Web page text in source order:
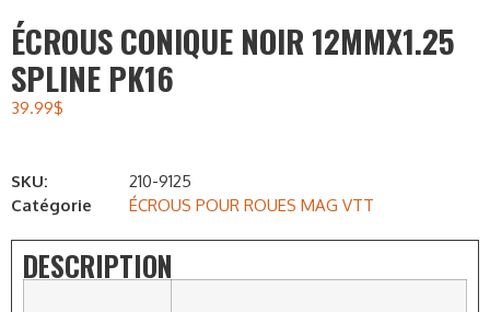
ÉCROUS CONIQUE NOIR 12MMX1.25
SPLINE PK16
39.99$
SKU:
210-9125
Catégorie
ÉCROUS POUR ROUES MAG VTT
DESCRIPTION